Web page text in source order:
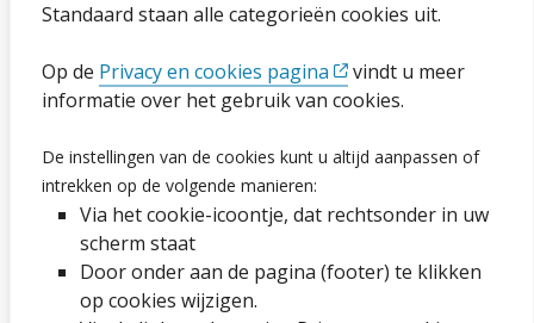
Standaard staan alle categorieën cookies uit.
Op de Privacy en cookies pagina
vindt u meer
informatie over het gebruik van cookies.
De instellingen van de cookies kunt u altijd aanpassen of
intrekken op de volgende manieren:
Via het cookie-icoontje, dat rechtsonder in uw
scherm staat
Door onder aan de pagina (footer) te klikken
op cookies wijzigen.
Ga naar de pagina
Proclaimer en copyright
Webarchief